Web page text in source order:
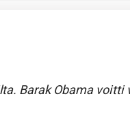
Barak Obama